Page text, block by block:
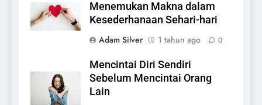
Menemukan Makna dalam
Kesederhanaan Sehari-hari
Adam Silver
1 tahun ago 0
Mencintai Diri Sendiri
Sebelum Mencintai Orang
Lain